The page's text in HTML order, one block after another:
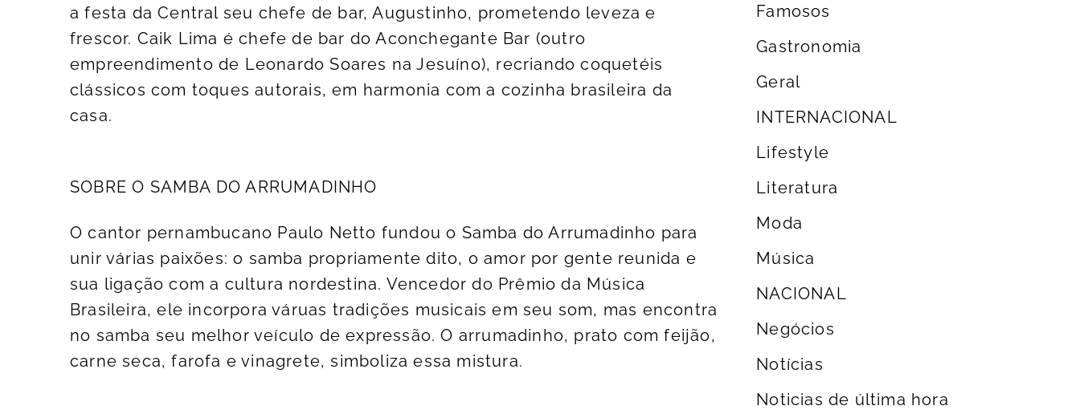
a festa da Central seu chefe de bar, Augustinho, prometendo leveza e
frescor. Caik Lima é chefe de bar do Aconchegante Bar (outro
empreendimento de Leonardo Soares na Jesuíno), recriando coquetéis
clássicos com toques autorais, em harmonia com a cozinha brasileira da
casa.
SOBRE O SAMBA DO ARRUMADINHO
O cantor pernambucano Paulo Netto fundou o Samba do Arrumadinho para
unir várias paixões: o samba propriamente dito, o amor por gente reunida e
sua ligação com a cultura nordestina. Vencedor do Prêmio da Música
Brasileira, ele incorpora váruas tradições musicais em seu som, mas encontra
no samba seu melhor veículo de expressão. O arrumadinho, prato com feijão,
carne seca, farofa e vinagrete, simboliza essa mistura.
Famosos
Gastronomia
Geral
INTERNACIONAL
Lifestyle
Literatura
Moda
Música
NACIONAL
Negócios
Notícias
Noticias de última hora